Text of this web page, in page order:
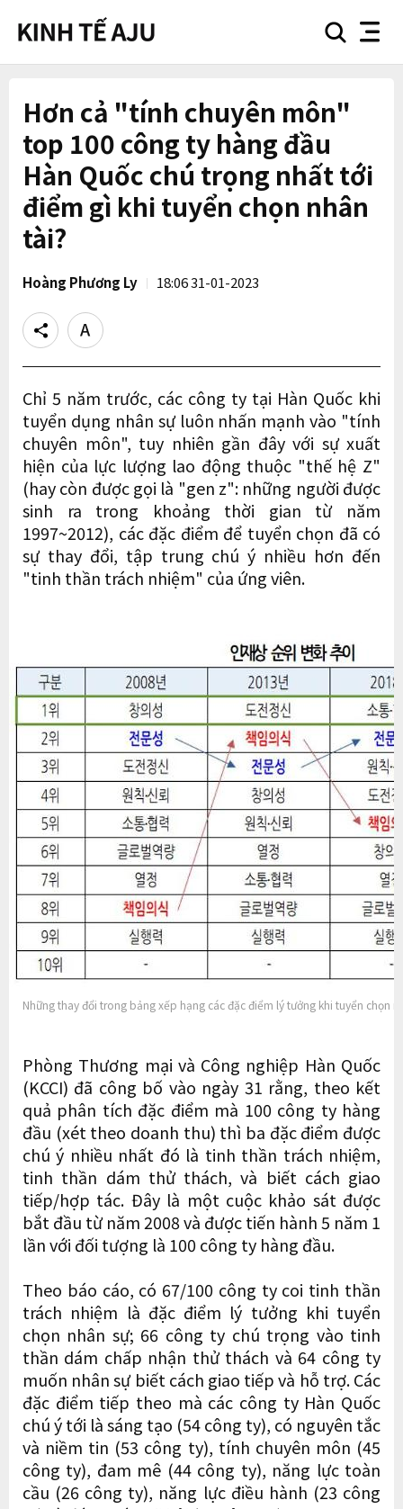
searchnav
Hơn cả "tính chuyên môn"
top 100 công ty hàng đầu
Hàn Quốc chú trọng nhất tới
điểm gì khi tuyển chọn nhân
tài?
Hoàng Phương Ly 18:06 31-01-2023
Share
Text
size
Chỉ 5 năm trước, các công ty tại Hàn Quốc khi
tuyển dụng nhân sự luôn nhấn mạnh vào "tính
chuyên môn", tuy nhiên gần đây với sự xuất
hiện của lực lượng lao động thuộc "thế hệ Z"
(hay còn được gọi là "gen z": những người được
sinh ra trong khoảng thời gian từ năm
1997~2012), các đặc điểm để tuyển chọn đã có
sự thay đổi, tập trung chú ý nhiều hơn đến
"tinh thần trách nhiệm" của ứng viên.
Những thay đổi trong bảng xếp hạng các đặc điểm lý tưởng khi tuyển chọn
Phòng Thương mại và Công nghiệp Hàn Quốc
(KCCI) đã công bố vào ngày 31 rằng, theo kết
quả phân tích đặc điểm mà 100 công ty hàng
đầu (xét theo doanh thu) thì ba đặc điểm được
chú ý nhiều nhất đó là tinh thần trách nhiệm,
tinh thần dám thử thách, và biết cách giao
tiếp/hợp tác. Đây là một cuộc khảo sát được
bắt đầu từ năm 2008 và được tiến hành 5 năm 1
lần với đối tượng là 100 công ty hàng đầu.
Theo báo cáo, có 67/100 công ty coi tinh thần
trách nhiệm là đặc điểm lý tưởng khi tuyển
chọn nhân sự; 66 công ty chú trọng vào tinh
thần dám chấp nhận thử thách và 64 công ty
muốn nhân sự biết cách giao tiếp và hỗ trợ. Các
đặc điểm tiếp theo mà các công ty Hàn Quốc
chú ý tới là sáng tạo (54 công ty), có nguyên tắc
và niềm tin (53 công ty), tính chuyên môn (45
công ty), đam mê (44 công ty), năng lực toàn
cầu (26 công ty), năng lực điều hành (23 công